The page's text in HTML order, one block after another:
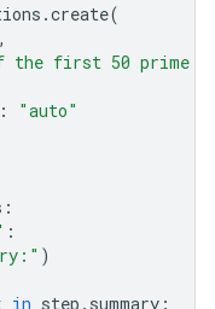
.create(
,
the first 50 prime
:
"auto"
:
:
)
in step . summary :